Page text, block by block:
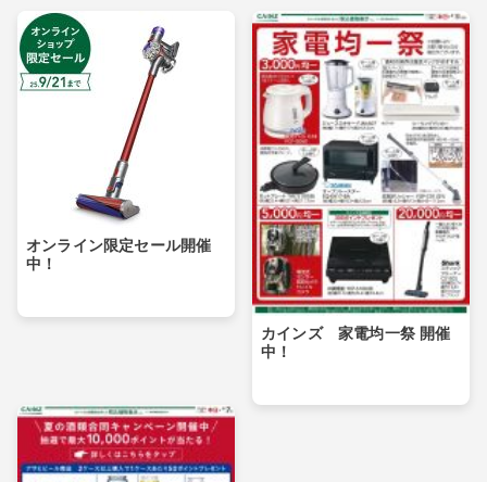
オンライン限定セール開催
中！
カインズ 家電均一祭 開催
中！